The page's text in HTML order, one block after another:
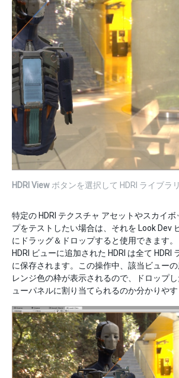
HDRI View ボタンを選択して HDRI ライブラ
特定の HDRI テクスチャ アセットやスカイ
プをテストしたい場合は、それを Look Dev
にドラッグ＆ドロップすると使用できます
HDRI ビューに追加された HDRI は全て HDRI
に保存されます。この操作中、該当ビュー
レンジ色の枠が表示されるので、ドロップ
ューパネルに割り当てられるのか分かりやす